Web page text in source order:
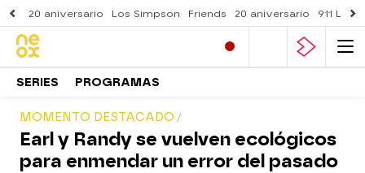
20 aniversario Los Simpson Friends 20 aniversario 911
SERIES PROGRAMAS
MOMENTO DESTACADO
Earl y Randy se vuelven ecológicos
para enmendar un error del pasado